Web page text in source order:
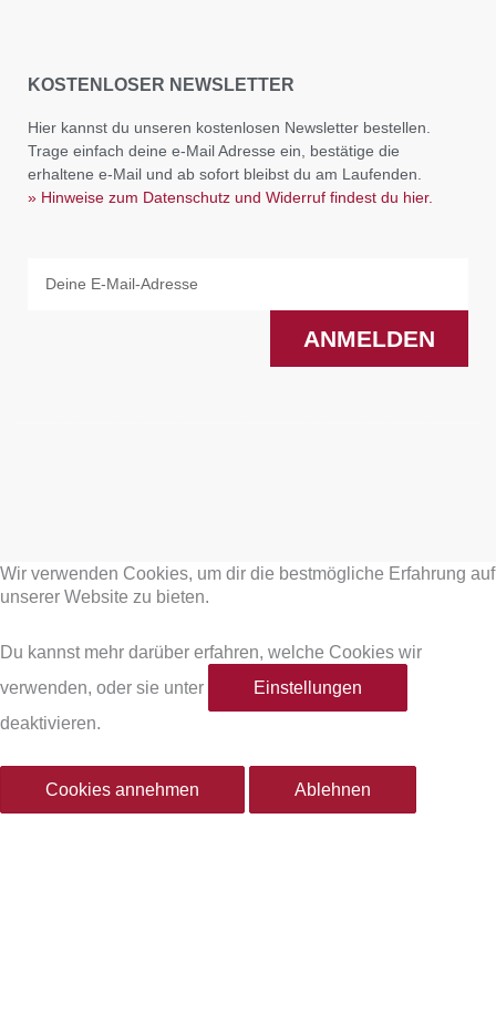
KOSTENLOSER NEWSLETTER
Hier kannst du unseren kostenlosen Newsletter bestellen.
Trage einfach deine e-Mail Adresse ein, bestätige die
erhaltene e-Mail und ab sofort bleibst du am Laufenden.
» Hinweise zum Datenschutz und Widerruf findest du hier.
ANMELDEN
a
e
b
o
o
Wir verwenden Cookies, um dir die bestmögliche Erfahrung auf
unserer Website zu bieten.
Du kannst mehr darüber erfahren, welche Cookies wir
verwenden, oder sie unter
Einstellungen
deaktivieren.
Cookies annehmen Ablehnen